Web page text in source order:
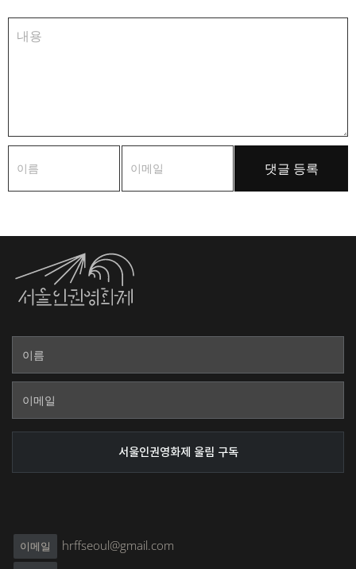
이메일 hrffseoul@gmail.com